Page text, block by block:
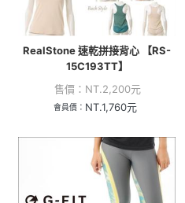
RealStone 速乾拼接背心 【RS-
15C193TT】
售價： NT.2,200元
會員價： NT.1,760元